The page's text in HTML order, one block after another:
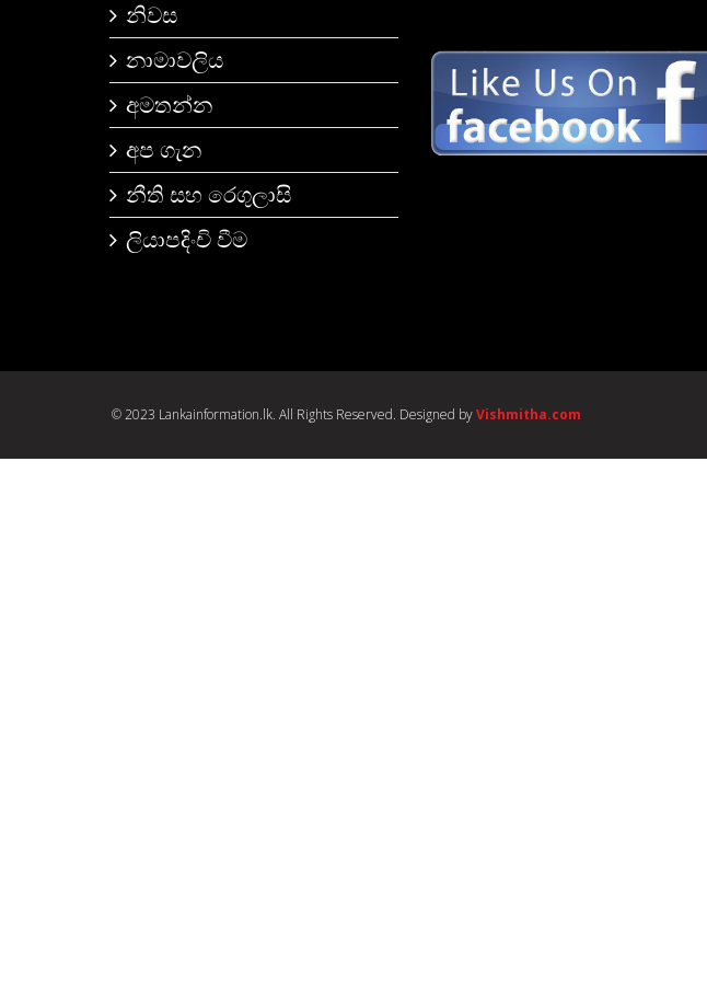
නිවස
නාමාවලිය
අමතන්න
අප ගැන
නීති සහ රෙගුලාසි
ලියාපදිංචි වීම
© 2023 Lankainformation.lk. All Rights Reserved. Designed byVishmitha.com